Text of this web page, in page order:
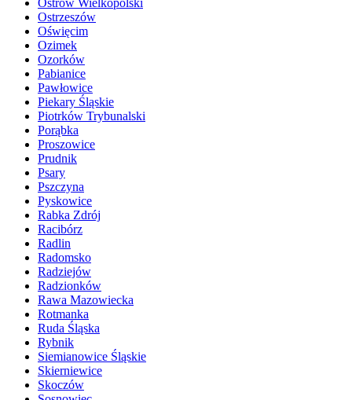
Ostrzeszów
Oświęcim
Ozimek
Ozorków
Pabianice
Pawłowice
Piekary Śląskie
Piotrków Trybunalski
Porąbka
Proszowice
Prudnik
Psary
Pszczyna
Pyskowice
Rabka Zdrój
Racibórz
Radlin
Radomsko
Radziejów
Radzionków
Rawa Mazowiecka
Rotmanka
Ruda Śląska
Rybnik
Siemianowice Śląskie
Skierniewice
Skoczów